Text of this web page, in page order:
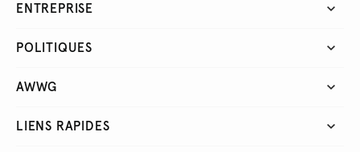
ENTREPRISE
POLITIQUES
AWWG
LIENS RAPIDES